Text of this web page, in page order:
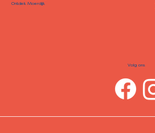
Ontdek Moerdijk
Volg ons